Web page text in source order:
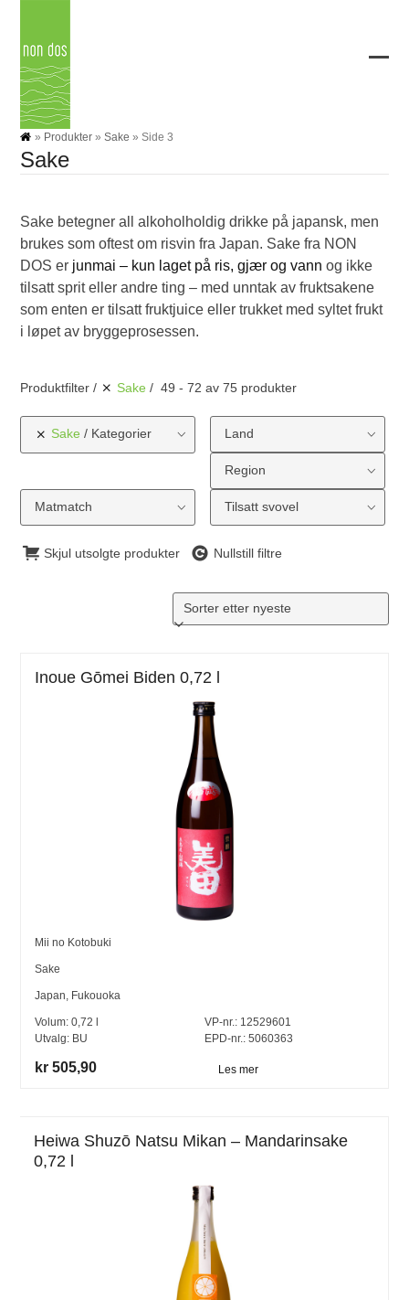
content
» Produkter »Sake »Side 3
Sake
Sake betegner all alkoholholdig drikke på japansk, men
brukes som oftest om risvin fra Japan. Sake fra NON
DOS er junmai – kun laget på ris, gjær og vann og ikke
tilsatt sprit eller andre ting – med unntak av fruktsakene
som enten er tilsatt fruktjuice eller trukket med syltet frukt
i løpet av bryggeprosessen.
Produktfilter Sake 49 - 72 av 75 produkter
Sake Kategorier Land
Region
Matmatch Tilsatt svovel
Skjul utsolgte produkter Nullstill filtre
Inoue Gōmei Biden 0,72 l
Mii no Kotobuki
Sake
Japan, Fukouoka
Volum:0,72
Utvalg: BU
VP-nr.: 12529601
EPD-nr.: 5060363
kr 505,90 Les mer
Heiwa Shuzō Natsu Mikan – Mandarinsake
0,72 l